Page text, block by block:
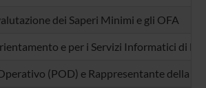
dei Saperi Minimi e gli OFA
e per i Servizi Informatici di
(POD) e Rappresentante della